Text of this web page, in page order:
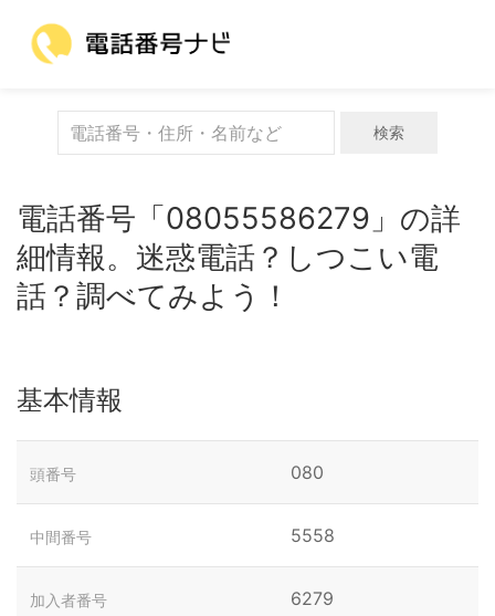
検索
電話番号「08055586279」の詳
細情報。迷惑電話？しつこい電
話？調べてみよう！
基本情報
頭番号 080
中間番号 5558
加入者番号 6279